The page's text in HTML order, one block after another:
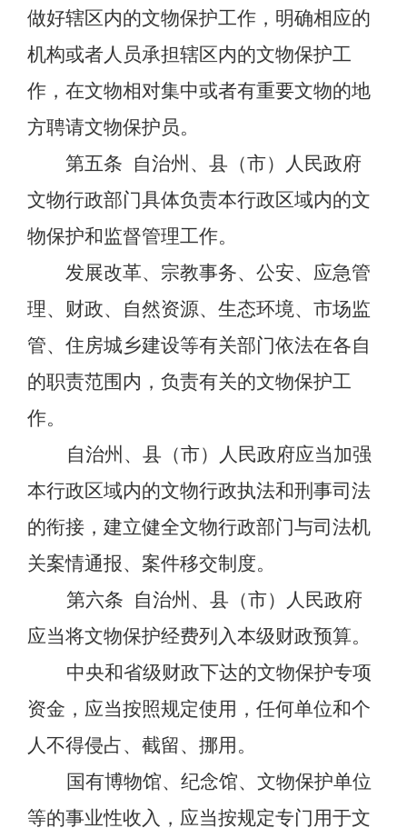
做好辖区内的文物保护工作，明确相应的
机构或者人员承担辖区内的文物保护工
作，在文物相对集中或者有重要文物的地
方聘请文物保护员。
第五条
自治州、县（市）人民政府
文物行政部门具体负责本行政区域内的文
物保护和监督管理工作。
发展改革、宗教事务、公安、应急管
理、财政、自然资源、生态环境、市场监
管、住房城乡建设等有关部门依法在各自
的职责范围内，负责有关的文物保护工
作。
自治州、县（市）人民政府应当加强
本行政区域内的文物行政执法和刑事司法
的衔接，建立健全文物行政部门与司法机
关案情通报、案件移交制度。
第六条
自治州、县（市）人民政府
应当将文物保护经费列入本级财政预算。
中央和省级财政下达的文物保护专项
资金，应当按照规定使用，任何单位和个
人不得侵占、截留、挪用。
国有博物馆、纪念馆、文物保护单位
等的事业性收入，应当按规定专门用于文